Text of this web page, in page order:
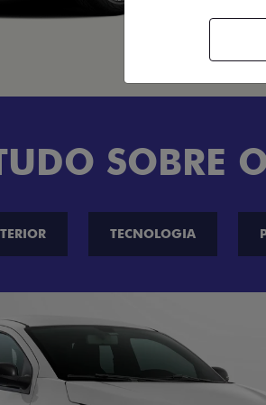
SOBRE
TECNOLOGIA